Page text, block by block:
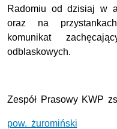
Radomiu od dzisiaj w
oraz na
komunikat
odblaskowych.
Zespół Prasowy KWP
pow. żuromiński